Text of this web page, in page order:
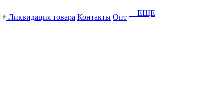
Ликвидация товара Контакты Опт + ЕЩЕ